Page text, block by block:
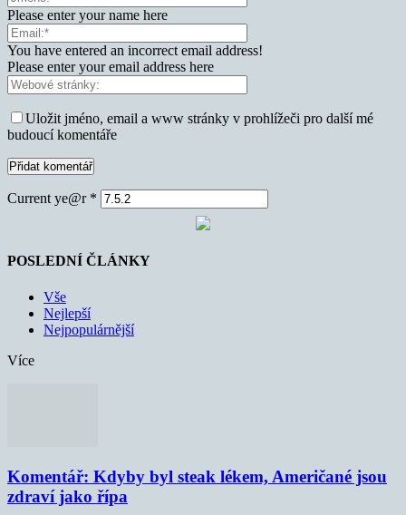
Please enter your name here
You have entered an incorrect email address!
Please enter your email address here
Uložit jméno, email a www stránky v prohlížeči pro další mé
budoucí komentáře
Current ye@r *
POSLEDNÍ ČLÁNKY
Vše
Nejlepší
Nejpopulárnější
Více
Komentář: Kdyby byl steak lékem, Američané jsou
zdraví jako řípa